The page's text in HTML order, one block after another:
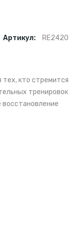
Артикул:
RE2420
кто стремится
тренировок